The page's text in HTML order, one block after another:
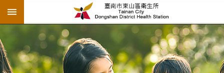
跳到主要內容區塊